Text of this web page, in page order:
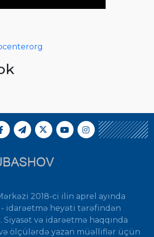
2018-ci ilin aprel ayında
idarəetmə heyəti tərəfindən
və idarəetmə haqqında
ölçülərdə yazan müəlliflər üçün